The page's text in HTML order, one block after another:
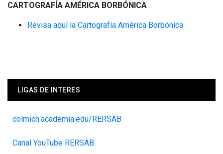
CARTOGRAFÍA AMÉRICA BORBÓNICA
Revisa aquí la Cartografía América Borbónica
LIGAS DE INTERES
colmich.academia.edu/RERSAB
Canal YouTube RERSAB